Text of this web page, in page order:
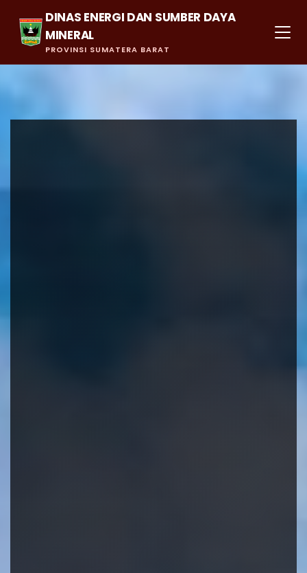
DINAS ENERGI DAN SUMBER DAYA
MINERAL
PROVINSI SUMATERA BARAT